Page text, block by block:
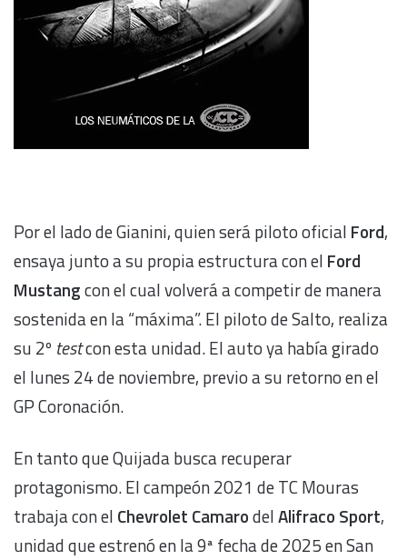
Por el lado de Gianini, quien será piloto oficial Ford,
ensaya junto a su propia estructura con el Ford
Mustangcon el cual volverá a competir de manera
sostenida en la “máxima”. El piloto de Salto, realiza
su 2º testcon esta unidad. El auto ya había girado
el lunes 24 de noviembre, previo a su retorno en el
GP Coronación.
En tanto que Quijada busca recuperar
protagonismo. El campeón 2021 de TC Mouras
trabaja con el Chevrolet CamarodelAlifraco Sport,
unidad que estrenó en la 9ª fecha de 2025 en San